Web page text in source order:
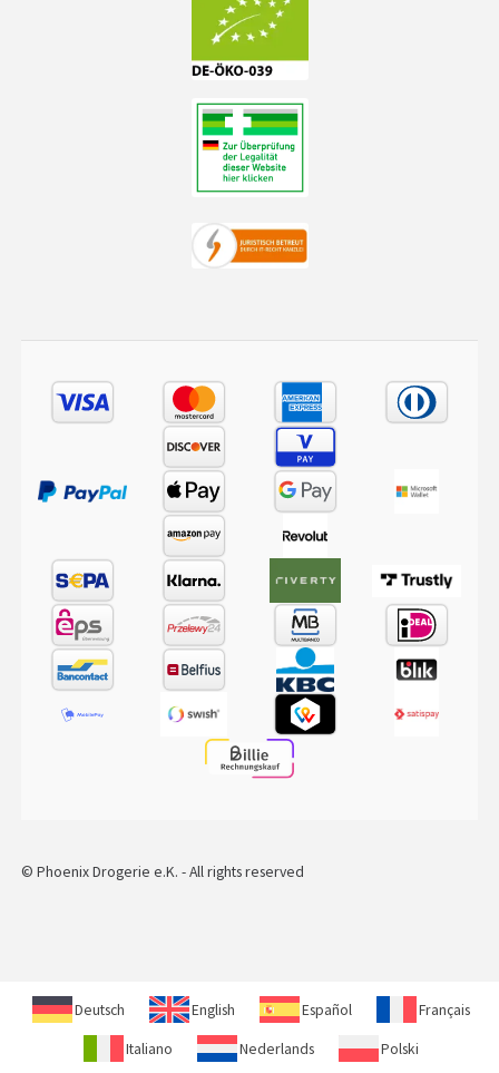
© Phoenix Drogerie e.K. - All rights reserved
Deutsch English Español Français
Italiano Nederlands Polski